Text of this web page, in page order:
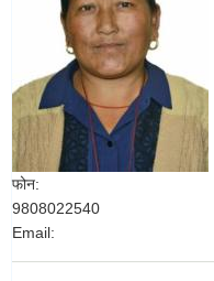
फोन:
9808022540
Email: